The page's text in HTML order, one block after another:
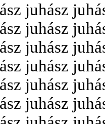
juhász
juhász
juhász
juhász
juhász
juhász